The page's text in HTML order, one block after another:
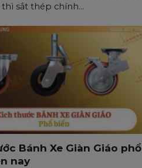
thì sắt thép chính...
Bánh Xe Giàn Giáo phổ
nay